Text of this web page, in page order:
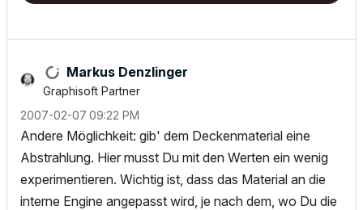
Markus Denzlinger
Graphisoft Partner
‎2007-02-07 09:22 PM
Andere Möglichkeit: gib' dem Deckenmaterial eine
Abstrahlung. Hier musst Du mit den Werten ein wenig
experimentieren. Wichtig ist, dass das Material an die
interne Engine angepasst wird, je nach dem, wo Du die